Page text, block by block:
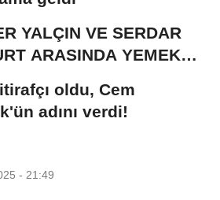
YALÇIN VE SERDAR
ARASINDA YEMEK
oldu, Cem
adını verdi!
- 21:49